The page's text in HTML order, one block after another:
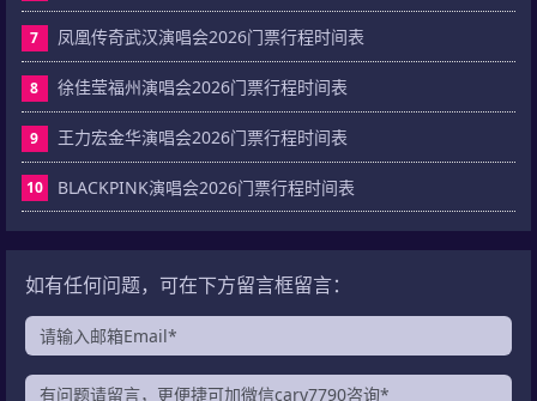
7 凤凰传奇武汉演唱会2026门票行程时间表
8 徐佳莹福州演唱会2026门票行程时间表
9 王力宏金华演唱会2026门票行程时间表
10 BLACKPINK演唱会2026门票行程时间表
如有任何问题，可在下方留言框留言：